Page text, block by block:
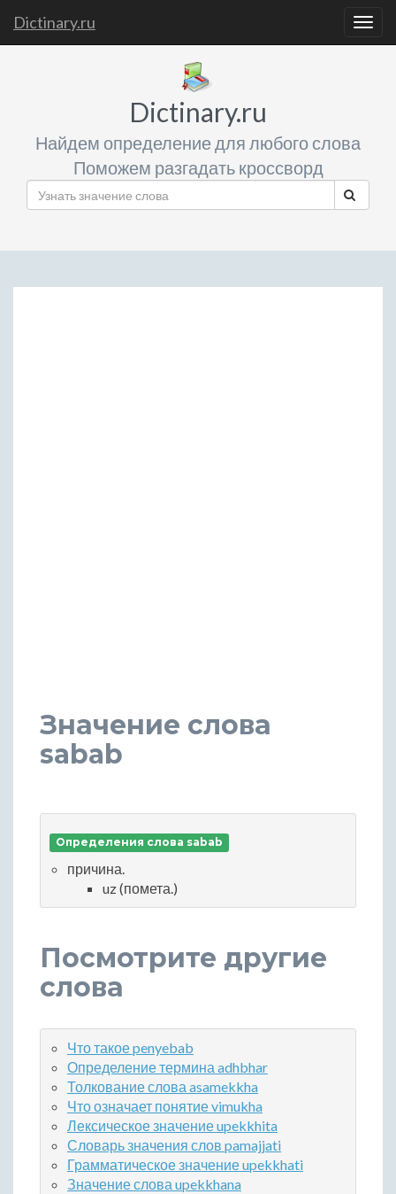
Dictinary.ru
Dictinary.ru
Найдем определение для любого слова
Поможем разгадать кроссворд
Значение слова
sabab
Определения слова sabab
причина.
uz (помета.)
Посмотрите другие
слова
Что такое penyebab
Определение термина adhbhar
Толкование слова asamekkha
Что означает понятие vimukha
Лексическое значение upekkhita
Словарь значения слов pamajjati
Грамматическое значение upekkhati
Значение слова upekkhana